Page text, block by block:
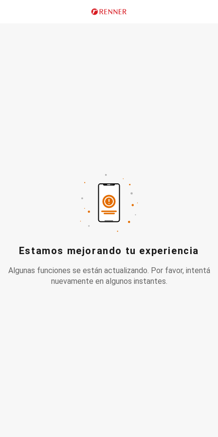
Estamos mejorando tu experiencia
Algunas funciones se están actualizando. Por favor, intentá
nuevamente en algunos instantes.